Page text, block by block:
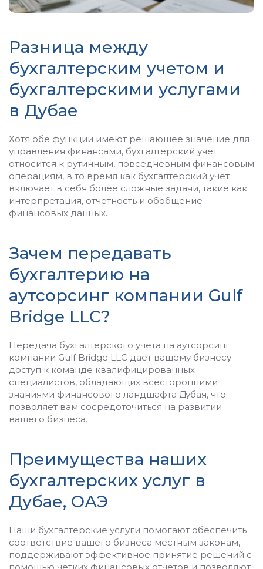
Разница между
бухгалтерским учетом и
бухгалтерскими услугами
в Дубае
Хотя обе функции имеют решающее значение для
управления финансами, бухгалтерский учет
относится к рутинным, повседневным финансовым
операциям, в то время как бухгалтерский учет
включает в себя более сложные задачи, такие как
интерпретация, отчетность и обобщение
финансовых данных.
Зачем передавать
бухгалтерию на
аутсорсинг компании Gulf
Bridge LLC?
Передача бухгалтерского учета на аутсорсинг
компании Gulf Bridge LLC дает вашему бизнесу
доступ к команде квалифицированных
специалистов, обладающих всесторонними
знаниями финансового ландшафта Дубая, что
позволяет вам сосредоточиться на развитии
вашего бизнеса.
Преимущества наших
бухгалтерских услуг в
Дубае, ОАЭ
Наши бухгалтерские услуги помогают обеспечить
соответствие вашего бизнеса местным законам,
поддерживают эффективное принятие решений с
помощью четких финансовых отчетов и позволяют